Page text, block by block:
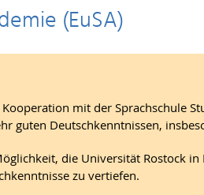
(EuSA)
mit der Sprachschule
guten Deutschkenntnissen,
die Universität Rostock
zu vertiefen.